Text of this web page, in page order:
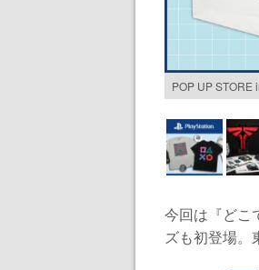
POP UP STORE
今回は『どこ
ズも初登場。